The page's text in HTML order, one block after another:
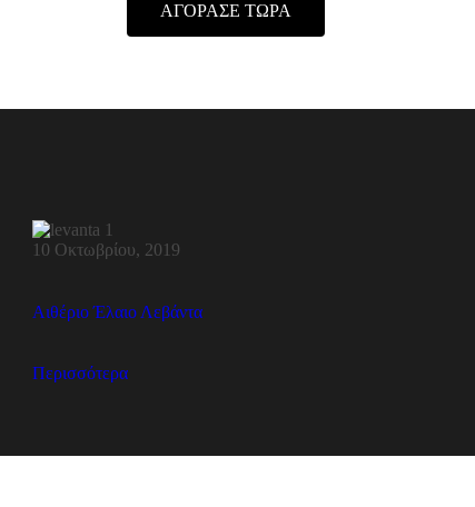
ΑΓΟΡΑΣΕ ΤΩΡΑ
10 Οκτωβρίου, 2019
Αιθέριο Έλαιο Λεβάντα
Περισσότερα